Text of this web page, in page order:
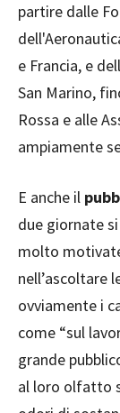
partire dalle
e Francia, e
San Marino,
Rossa e alle
ampiamente
E anche il
due giornate
molto
nell’ascoltare
ovviamente i
come “sul
grande
al loro olfatto